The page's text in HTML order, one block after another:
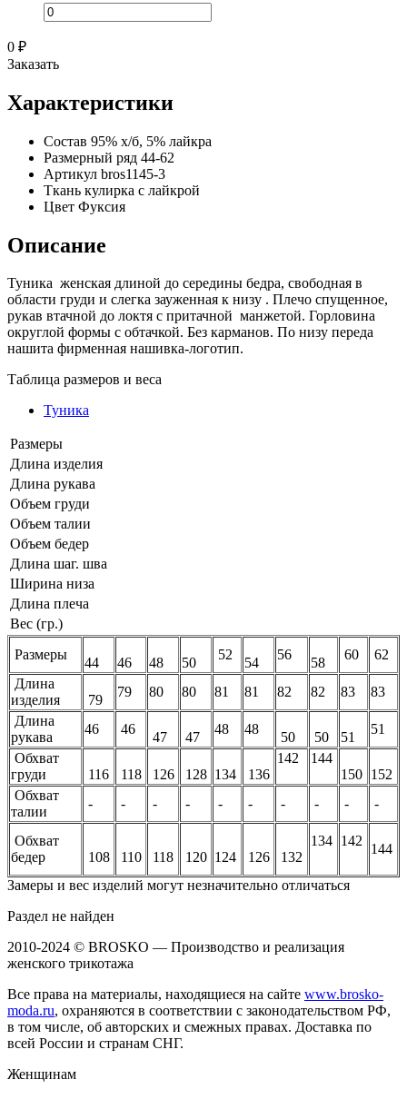
0 ₽
Заказать
Характеристики
Состав 95% х/б, 5% лайкра
Размерный ряд 44-62
Артикул bros1145-3
Ткань кулирка с лайкрой
Цвет Фуксия
Описание
Туника женская длиной до середины бедра, свободная в
области груди и слегка зауженная к низу . Плечо спущенное,
рукав втачной до локтя с притачной манжетой. Горловина
округлой формы с обтачкой. Без карманов. По низу переда
нашита фирменная нашивка-логотип.
Таблица размеров и веса
Туника
Размеры
Длина изделия
Длина рукава
Объем груди
Объем талии
Объем бедер
Длина шаг. шва
Ширина низа
Длина плеча
Вес (гр.)
Размеры
44 46 48 50
52
54
56
58
60
62
Длина
изделия
79
79 80 80 81 81 82 82 83
83
Длина
рукава
46 46
47 47
48 48
50 50 51
51
Обхват
груди
116 118 126 128 134 136
142
144
150 152
Обхват
талии
- - - - - - - - - -
Обхват
бедер
108 110 118 120 124 126 132
134 142
144
Замеры и вес изделий могут незначительно отличаться
Раздел не найден
2010-2024 © BROSKO — Производство и реализация
женского трикотажа
Все права на материалы, находящиеся на сайте www.brosko-
moda.ru, охраняются в соответствии с законодательством РФ,
в том числе, об авторских и смежных правах. Доставка по
всей России и странам СНГ.
Женщинам